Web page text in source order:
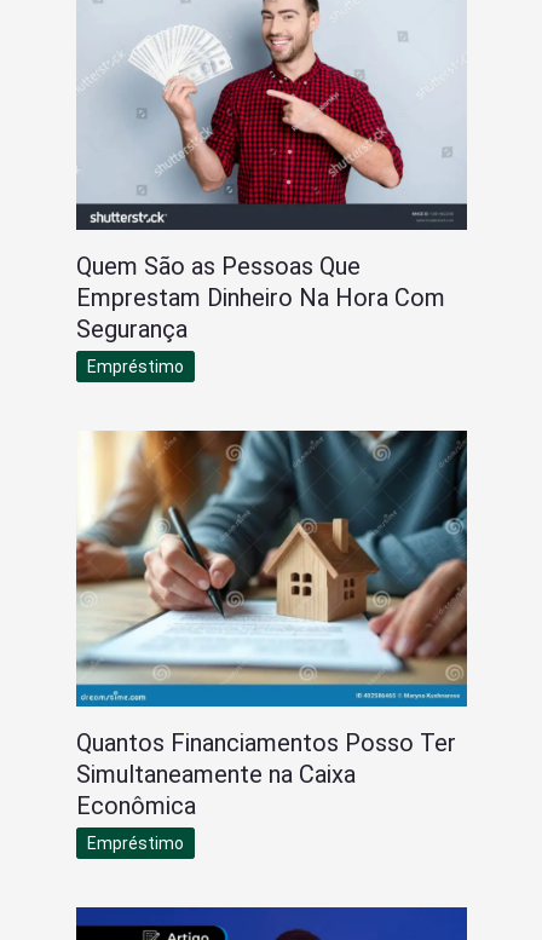
Quem São as Pessoas Que
Emprestam Dinheiro Na Hora Com
Segurança
Empréstimo
Quantos Financiamentos Posso Ter
Simultaneamente na Caixa
Econômica
Empréstimo